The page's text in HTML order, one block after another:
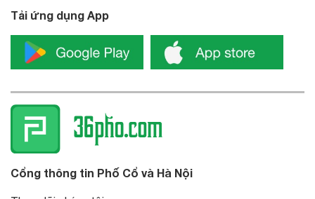
Tải ứng dụng App
Cổng thông tin Phố Cổ và Hà Nội